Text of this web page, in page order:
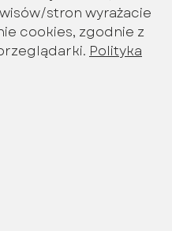
danych
w polityce
stron wyrażacie
cookies, zgodnie z
Polityka